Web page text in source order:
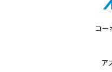
コー
ア